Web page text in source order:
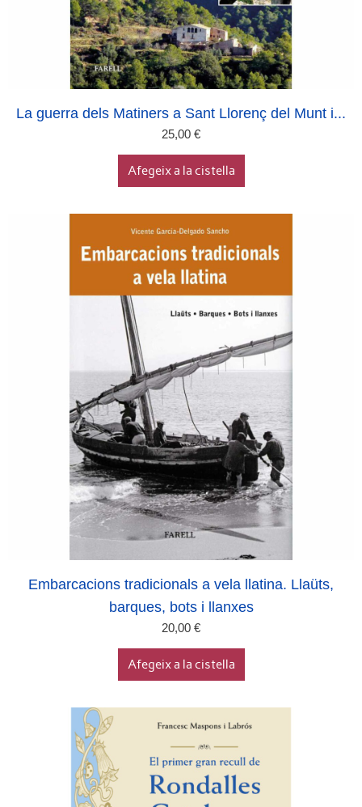
La guerra dels Matiners a Sant Llorenç del Munt i...
25,00 €
Afegeix a la cistella
Embarcacions tradicionals a vela llatina. Llaüts,
barques, bots i llanxes
20,00 €
Afegeix a la cistella